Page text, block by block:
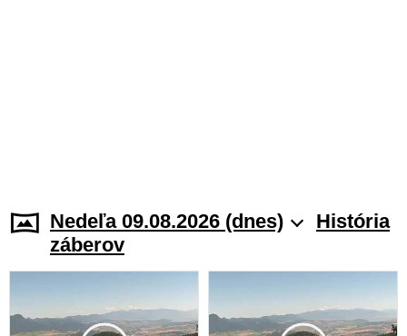
Nedeľa 09.08.2026 (dnes)
História
záberov